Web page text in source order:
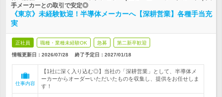
手メーカーとの取引で安定◎
《東京》未経験歓迎！半導体メーカーへ【深耕営業】各種手当充
実
正社員 職種・業種未経験OK 急募 第二新卒歓迎
情報更新日：2026/07/28 終了予定日： 2027/01/18
仕事内容
【1社に深く入り込む◎】当社の「深耕営業」として、半導体メ
ーカーからオーダーいただいたものを収集し、提供をお任せしま
す！